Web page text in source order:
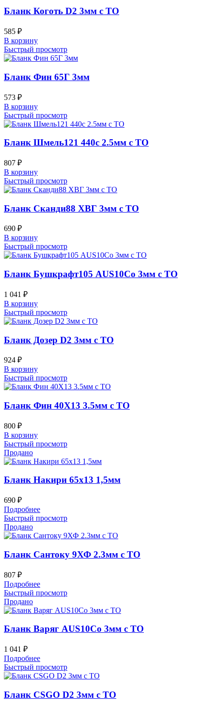
Бланк Коготь D2 3мм с ТО
585 ₽
В корзину
Быстрый просмотр
Бланк Фин 65Г 3мм
573 ₽
В корзину
Быстрый просмотр
Бланк Шмель121 440c 2.5мм с ТО
807 ₽
В корзину
Быстрый просмотр
Бланк Сканди88 ХВГ 3мм с ТО
690 ₽
В корзину
Быстрый просмотр
Бланк Бушкрафт105 AUS10Co 3мм с ТО
1 041 ₽
В корзину
Быстрый просмотр
Бланк Дозер D2 3мм с ТО
924 ₽
В корзину
Быстрый просмотр
Бланк Фин 40Х13 3.5мм с ТО
800 ₽
В корзину
Быстрый просмотр
Продано
Бланк Накири 65х13 1,5мм
690 ₽
Подробнее
Быстрый просмотр
Продано
Бланк Сантоку 9ХФ 2.3мм с ТО
807 ₽
Подробнее
Быстрый просмотр
Продано
Бланк Варяг AUS10Co 3мм с ТО
1 041 ₽
Подробнее
Быстрый просмотр
Бланк CSGO D2 3мм с ТО